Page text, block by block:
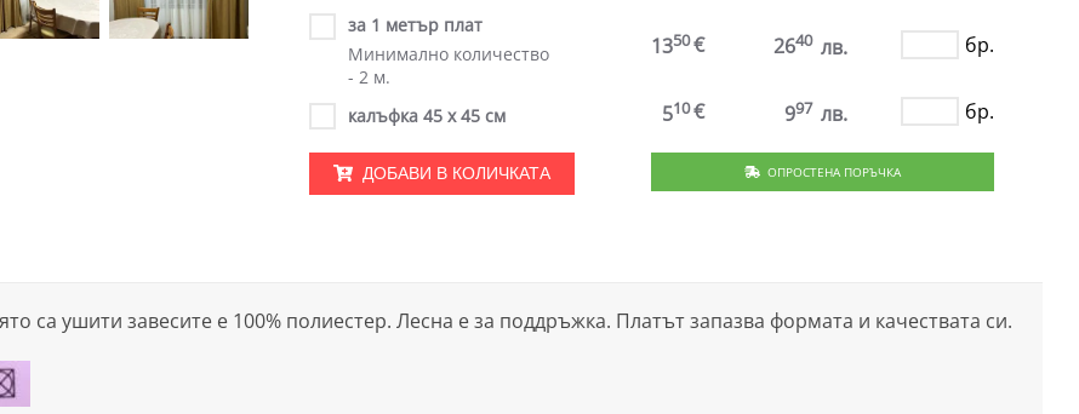
за 1 метър плат
Минимално количество
- 2 м.
1350€ 2640 лв. бр.
калъфка 45 х 45 см 510€ 997 лв. бр.
ДОБАВИ В КОЛИЧКАТА ОПРОСТЕНА ПОРЪЧКА
са ушити завесите е 100% полиестер. Лесна е за поддръжка. Платът запазва формата и качествата си.